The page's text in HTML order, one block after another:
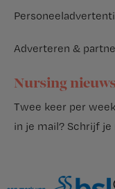
Adverteren &
Nursing
Twee keer per
in je mail? Schrijf je